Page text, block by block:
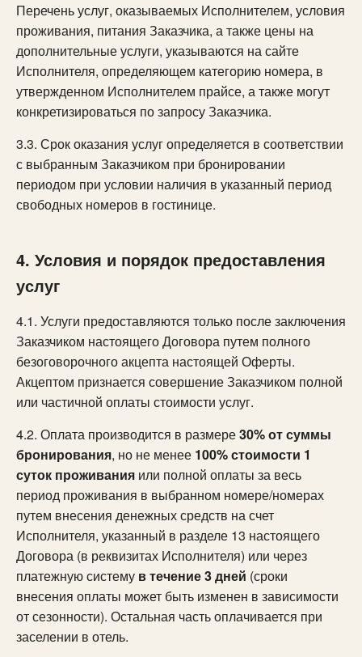
Перечень услуг, оказываемых Исполнителем, условия
проживания, питания Заказчика, а также цены на
дополнительные услуги, указываются на сайте
Исполнителя, определяющем категорию номера, в
утвержденном Исполнителем прайсе, а также могут
конкретизироваться по запросу Заказчика.
3.3. Срок оказания услуг определяется в соответствии
с выбранным Заказчиком при бронировании
периодом при условии наличия в указанный период
свободных номеров в гостинице.
4. Условия и порядок предоставления
услуг
4.1. Услуги предоставляются только после заключения
Заказчиком настоящего Договора путем полного
безоговорочного акцепта настоящей Оферты.
Акцептом признается совершение Заказчиком полной
или частичной оплаты стоимости услуг.
4.2. Оплата производится в размере30% от суммы
бронирования, но не менее 100% стоимости 1
суток проживания или полной оплаты за весь
период проживания в выбранном номере/номерах
путем внесения денежных средств на счет
Исполнителя, указанный в разделе 13 настоящего
Договора (в реквизитах Исполнителя) или через
платежную систему в течение 3 дней (сроки
внесения оплаты может быть изменен в зависимости
от сезонности). Остальная часть оплачивается при
заселении в отель.